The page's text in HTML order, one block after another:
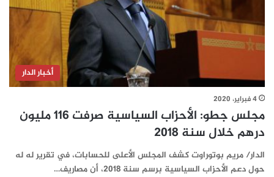
أخبار الدار
4 فبراير، 2020
مجلس جطو: الأحزاب السياسية صرفت 116 مليون
درهم خلال سنة 2018
الدار/ مريم بوتوراوت كشف المجلس الأعلى للحسابات، في تقرير له له
حول دعم الأحزاب السياسية برسم سنة 2018، أن مصاريف…